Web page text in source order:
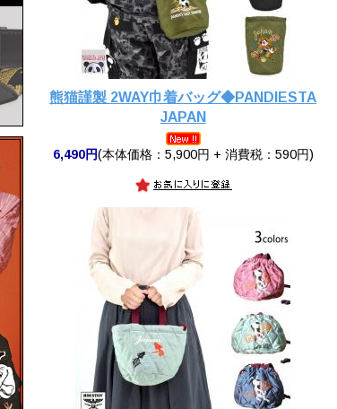
熊猫謹製 2WAY巾着バッグ◆PANDIESTA
JAPAN
6,490円(本体価格：5,900円 + 消費税：590円)